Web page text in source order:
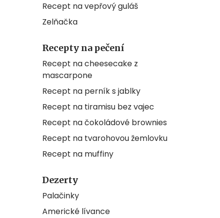
Recept na vepřový guláš
Zelňačka
Recepty na pečení
Recept na cheesecake z
mascarpone
Recept na perník s jablky
Recept na tiramisu bez vajec
Recept na čokoládové brownies
Recept na tvarohovou žemlovku
Recept na muffiny
Dezerty
Palačinky
Americké lívance